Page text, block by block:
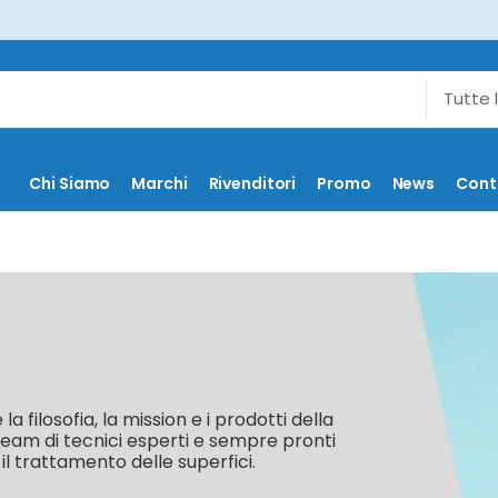
Chi Siamo Marchi Rivenditori Promo News
filosofia, la mission e i prodotti della
di tecnici esperti e sempre pronti
trattamento delle superfici.